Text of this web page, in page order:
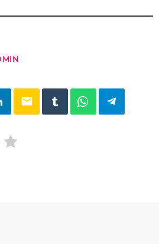
email